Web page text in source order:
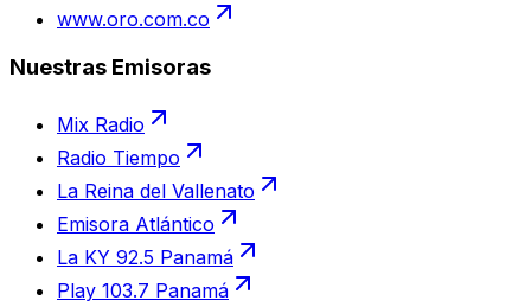
www.oro.com.co
Nuestras Emisoras
Mix Radio
Radio Tiempo
La Reina del Vallenato
Emisora Atlántico
La KY 92.5 Panamá
Play 103.7 Panamá